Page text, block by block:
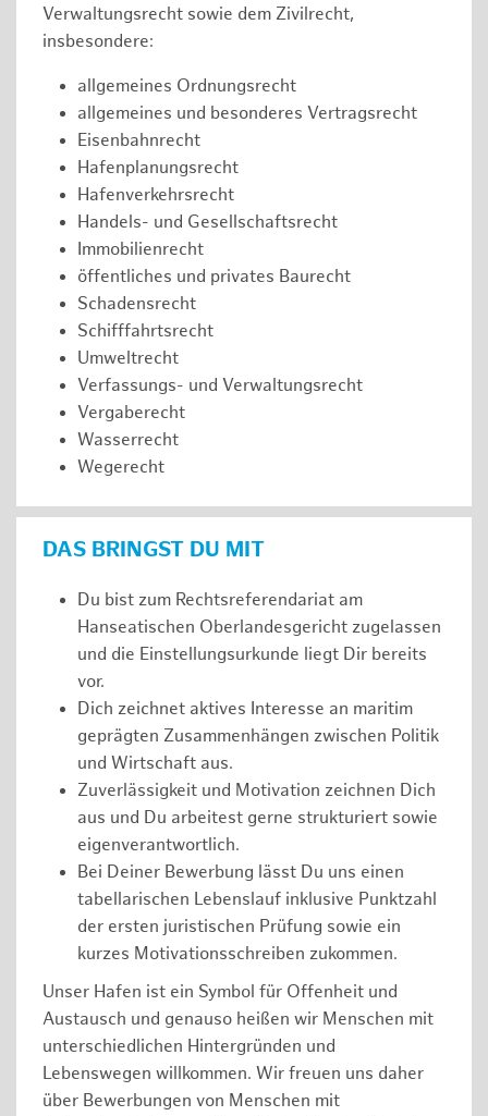
Verwaltungsrecht sowie dem Zivilrecht,
insbesondere:
allgemeines Ordnungsrecht
allgemeines und besonderes Vertragsrecht
Eisenbahnrecht
Hafenplanungsrecht
Hafenverkehrsrecht
Handels- und Gesellschaftsrecht
Immobilienrecht
öffentliches und privates Baurecht
Schadensrecht
Schifffahrtsrecht
Umweltrecht
Verfassungs- und Verwaltungsrecht
Vergaberecht
Wasserrecht
Wegerecht
DAS BRINGST DU MIT
Du bist zum Rechtsreferendariat am
Hanseatischen Oberlandesgericht zugelassen
und die Einstellungsurkunde liegt Dir bereits
vor.
Dich zeichnet aktives Interesse an maritim
geprägten Zusammenhängen zwischen Politik
und Wirtschaft aus.
Zuverlässigkeit und Motivation zeichnen Dich
aus und Du arbeitest gerne strukturiert sowie
eigenverantwortlich.
Bei Deiner Bewerbung lässt Du uns einen
tabellarischen Lebenslauf inklusive Punktzahl
der ersten juristischen Prüfung sowie ein
kurzes Motivationsschreiben zukommen.
Unser Hafen ist ein Symbol für Offenheit und
Austausch und genauso heißen wir Menschen mit
unterschiedlichen Hintergründen und
Lebenswegen willkommen. Wir freuen uns daher
über Bewerbungen von Menschen mit